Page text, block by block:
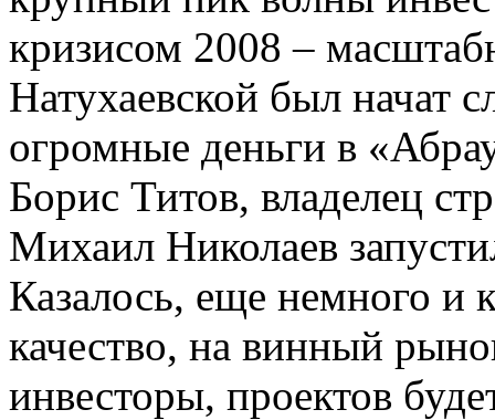
кризисом 2008 –
Натухаевской был начат
огромные деньги в
Борис Титов, владелец
Михаил Николаев
Казалось, еще немного и
качество, на винный
инвесторы, проектов